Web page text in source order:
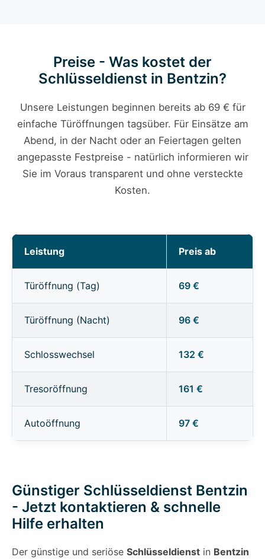
Preise - Was kostet der
Schlüsseldienst in Bentzin?
Unsere Leistungen beginnen bereits ab 69 € für
einfache Türöffnungen tagsüber. Für Einsätze am
Abend, in der Nacht oder an Feiertagen gelten
angepasste Festpreise - natürlich informieren wir
Sie im Voraus transparent und ohne versteckte
Kosten.
Leistung Preis ab
Türöffnung (Tag) 69 €
Türöffnung (Nacht) 96 €
Schlosswechsel 132 €
Tresoröffnung 161 €
Autoöffnung 97 €
Günstiger Schlüsseldienst Bentzin
- Jetzt kontaktieren & schnelle
Hilfe erhalten
Der günstige und seriöse Schlüsseldienst in Bentzin